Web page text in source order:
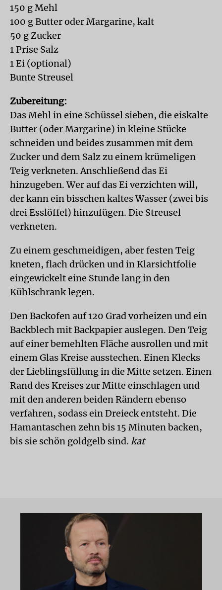
150 g Mehl
100 g Butter oder Margarine, kalt
50 g Zucker
1 Prise Salz
1 Ei (optional)
Bunte Streusel
Zubereitung:
Das Mehl in eine Schüssel sieben, die eiskalte
Butter (oder Margarine) in kleine Stücke
schneiden und beides zusammen mit dem
Zucker und dem Salz zu einem krümeligen
Teig verkneten. Anschließend das Ei
hinzugeben. Wer auf das Ei verzichten will,
der kann ein bisschen kaltes Wasser (zwei bis
drei Esslöffel) hinzufügen. Die Streusel
verkneten.
Zu einem geschmeidigen, aber festen Teig
kneten, flach drücken und in Klarsichtfolie
eingewickelt eine Stunde lang in den
Kühlschrank legen.
Den Backofen auf 120 Grad vorheizen und ein
Backblech mit Backpapier auslegen. Den Teig
auf einer bemehlten Fläche ausrollen und mit
einem Glas Kreise ausstechen. Einen Klecks
der Lieblingsfüllung in die Mitte setzen. Einen
Rand des Kreises zur Mitte einschlagen und
mit den anderen beiden Rändern ebenso
verfahren, sodass ein Dreieck entsteht. Die
Hamantaschen zehn bis 15 Minuten backen,
bis sie schön goldgelb sind. kat